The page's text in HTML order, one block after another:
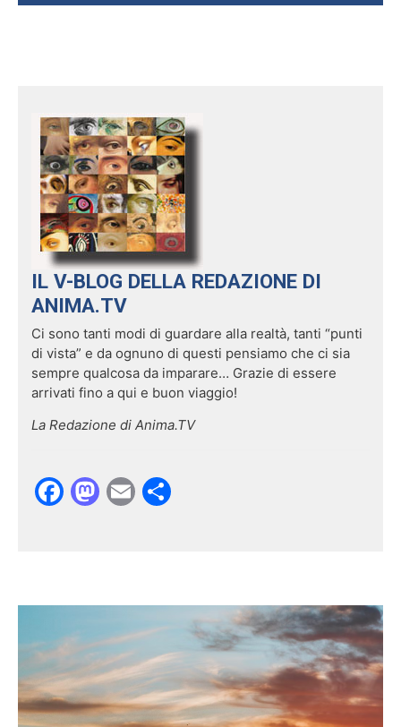
IL V-BLOG DELLA REDAZIONE DI
ANIMA.TV
Ci sono tanti modi di guardare alla realtà, tanti “punti
di vista” e da ognuno di questi pensiamo che ci sia
sempre qualcosa da imparare… Grazie di essere
arrivati fino a qui e buon viaggio!
La Redazione di Anima.TV
Facebook
Mastodon
Email